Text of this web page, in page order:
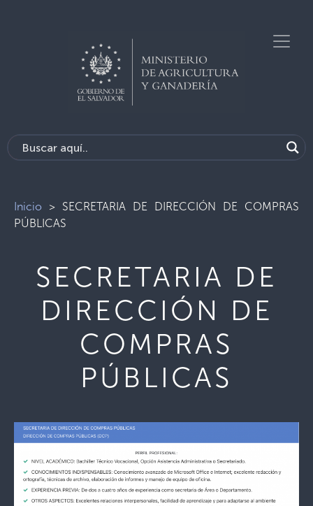
Inicio > SECRETARIA DE DIRECCIÓN DE COMPRAS
PÚBLICAS
SECRETARIA DE
DIRECCIÓN DE
COMPRAS
PÚBLICAS